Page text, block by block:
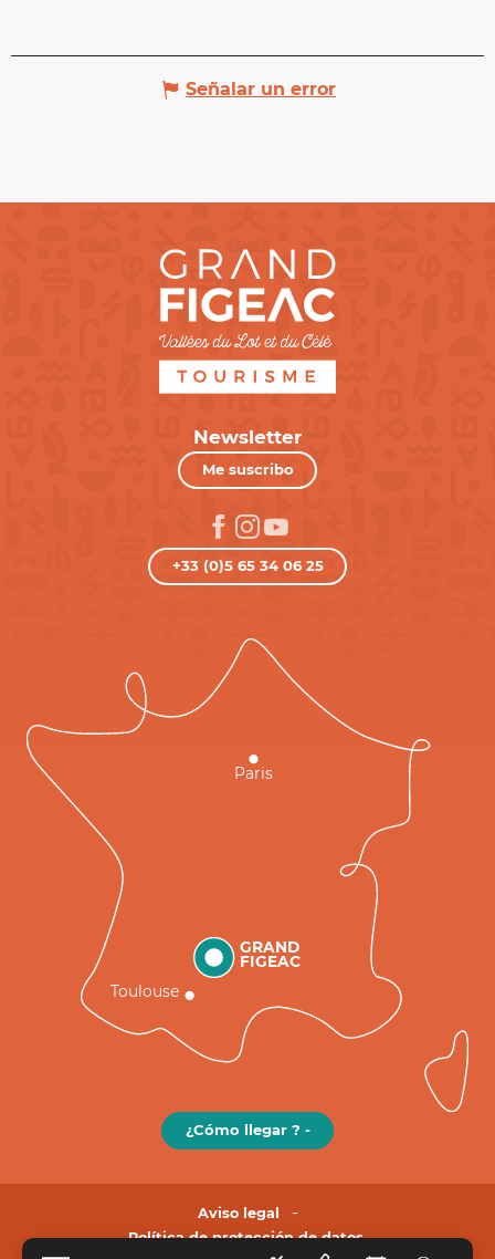
Señalar un error
Newsletter
Me suscribo
+33 (0)5 65 34 06 25
GRAND
FIGEAC
Toulouse
Paris
¿Cómo llegar ? -
Aviso legal
Política de protección de datos.